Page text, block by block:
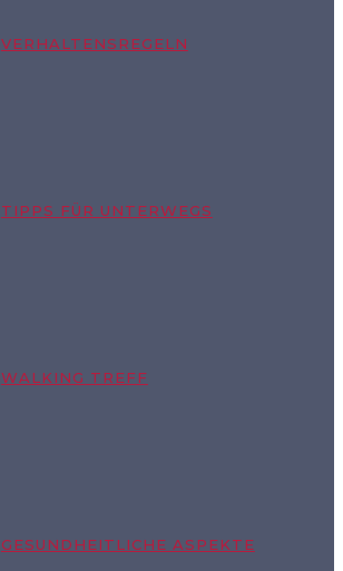
VERHALTENSREGELN
TIPPS FÜR UNTERWEGS
WALKING TREFF
GESUNDHEITLICHE ASPEKTE